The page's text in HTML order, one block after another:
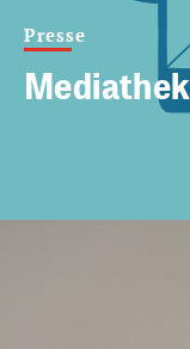
Presse
Mediathek